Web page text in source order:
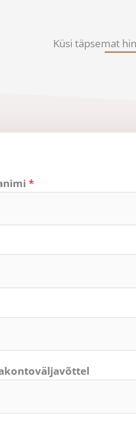
Küsi täpsemat
*